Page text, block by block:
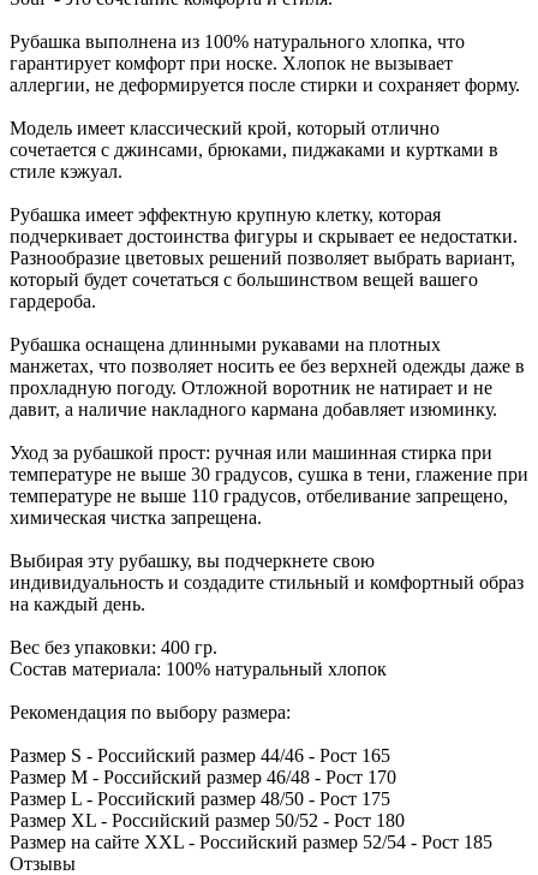
Рубашка выполнена из 100% натурального хлопка, что
гарантирует комфорт при носке. Хлопок не вызывает
аллергии, не деформируется после стирки и сохраняет форму.
Модель имеет классический крой, который отлично
сочетается с джинсами, брюками, пиджаками и куртками в
стиле кэжуал.
Рубашка имеет эффектную крупную клетку, которая
подчеркивает достоинства фигуры и скрывает ее недостатки.
Разнообразие цветовых решений позволяет выбрать вариант,
который будет сочетаться с большинством вещей вашего
гардероба.
Рубашка оснащена длинными рукавами на плотных
манжетах, что позволяет носить ее без верхней одежды даже в
прохладную погоду. Отложной воротник не натирает и не
давит, а наличие накладного кармана добавляет изюминку.
Уход за рубашкой прост: ручная или машинная стирка при
температуре не выше 30 градусов, сушка в тени, глажение при
температуре не выше 110 градусов, отбеливание запрещено,
химическая чистка запрещена.
Выбирая эту рубашку, вы подчеркнете свою
индивидуальность и создадите стильный и комфортный образ
на каждый день.
Вес без упаковки: 400 гр.
Состав материала: 100% натуральный хлопок
Рекомендация по выбору размера:
Размер S - Российский размер 44/46 - Рост 165
Размер M - Российский размер 46/48 - Рост 170
Размер L - Российский размер 48/50 - Рост 175
Размер XL - Российский размер 50/52 - Рост 180
Размер на сайте XXL - Российский размер 52/54 - Рост 185
Отзывы